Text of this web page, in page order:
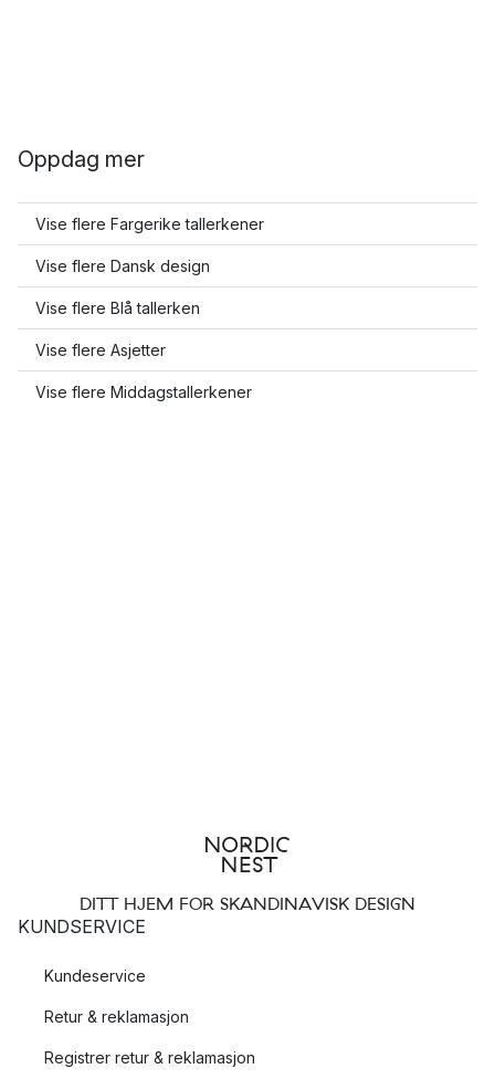
Oppdag mer
Vise flere Fargerike tallerkener
Vise flere Dansk design
Vise flere Blå tallerken
Vise flere Asjetter
Vise flere Middagstallerkener
DITT HJEM FOR SKANDINAVISK DESIGN
KUNDSERVICE
Kundeservice
Retur & reklamasjon
Registrer retur & reklamasjon